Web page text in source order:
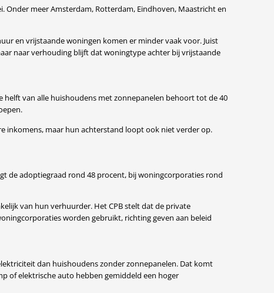
Onder meer Amsterdam, Rotterdam, Eindhoven, Maastricht en
en vrijstaande woningen komen er minder vaak voor. Juist
naar verhouding blijft dat woningtype achter bij vrijstaande
helft van alle huishoudens met zonnepanelen behoort tot de 40
inkomens, maar hun achterstand loopt ook niet verder op.
de adoptiegraad rond 48 procent, bij woningcorporaties rond
van hun verhuurder. Het CPB stelt dat de private
worden gebruikt, richting geven aan beleid
dan huishoudens zonder zonnepanelen. Dat komt
of elektrische auto hebben gemiddeld een hoger